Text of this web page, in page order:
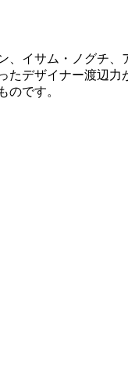
イサム・ノグチ
デザイナー渡辺力
のです。